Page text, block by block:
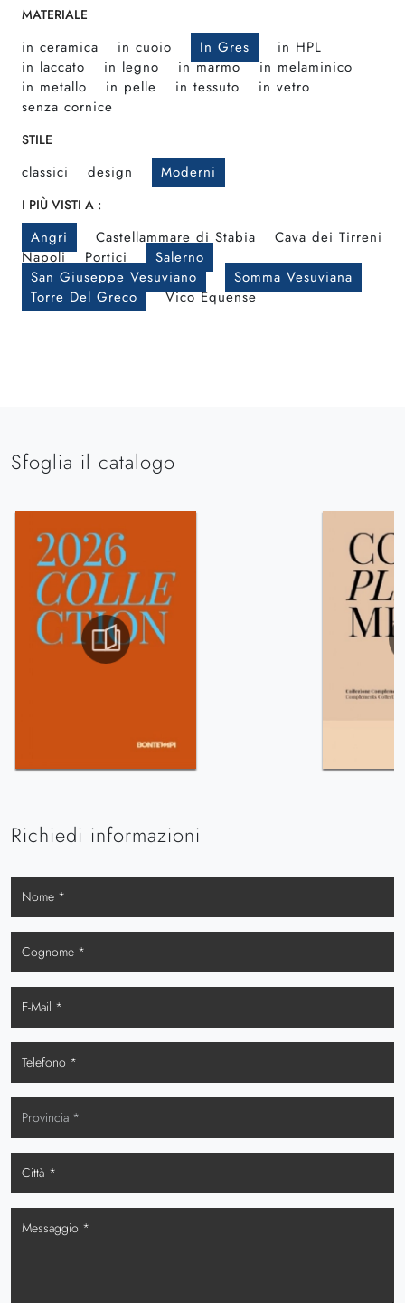
MATERIALE
in ceramica in cuoio In Gres
in HPL
in laccato
in legno in marmo
in melaminico
in metallo
in pelle in tessuto
in vetro
senza cornice
STILE
classici design Moderni
I PIÙ VISTI A :
Angri Castellammare di Stabia
Cava dei Tirreni
Napoli
Portici
Salerno
San Giuseppe Vesuviano
Somma Vesuviana
Torre Del Greco
Vico Equense
Sfoglia il catalogo
Richiedi informazioni